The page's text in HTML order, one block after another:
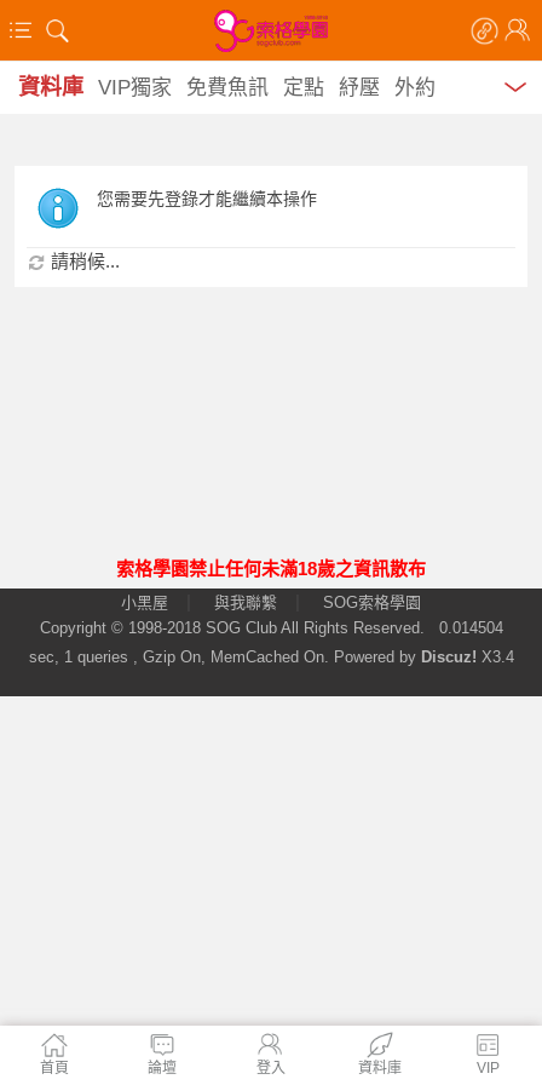
資料庫 VIP獨家 免費魚訊 定點 紓壓 外約
您需要先登錄才能繼續本操作
請稍候...
索格學園禁止任何未滿18歲之資訊散布
小黑屋 與我聯繫
SOG索格學園
Copyright © 1998-2018 SOG ClubAll Rights Reserved. 0.014504
sec, 1 queries , Gzip On, MemCached On. Powered by Discuz! X3.4
首頁 論壇 登入 資料庫 VIP